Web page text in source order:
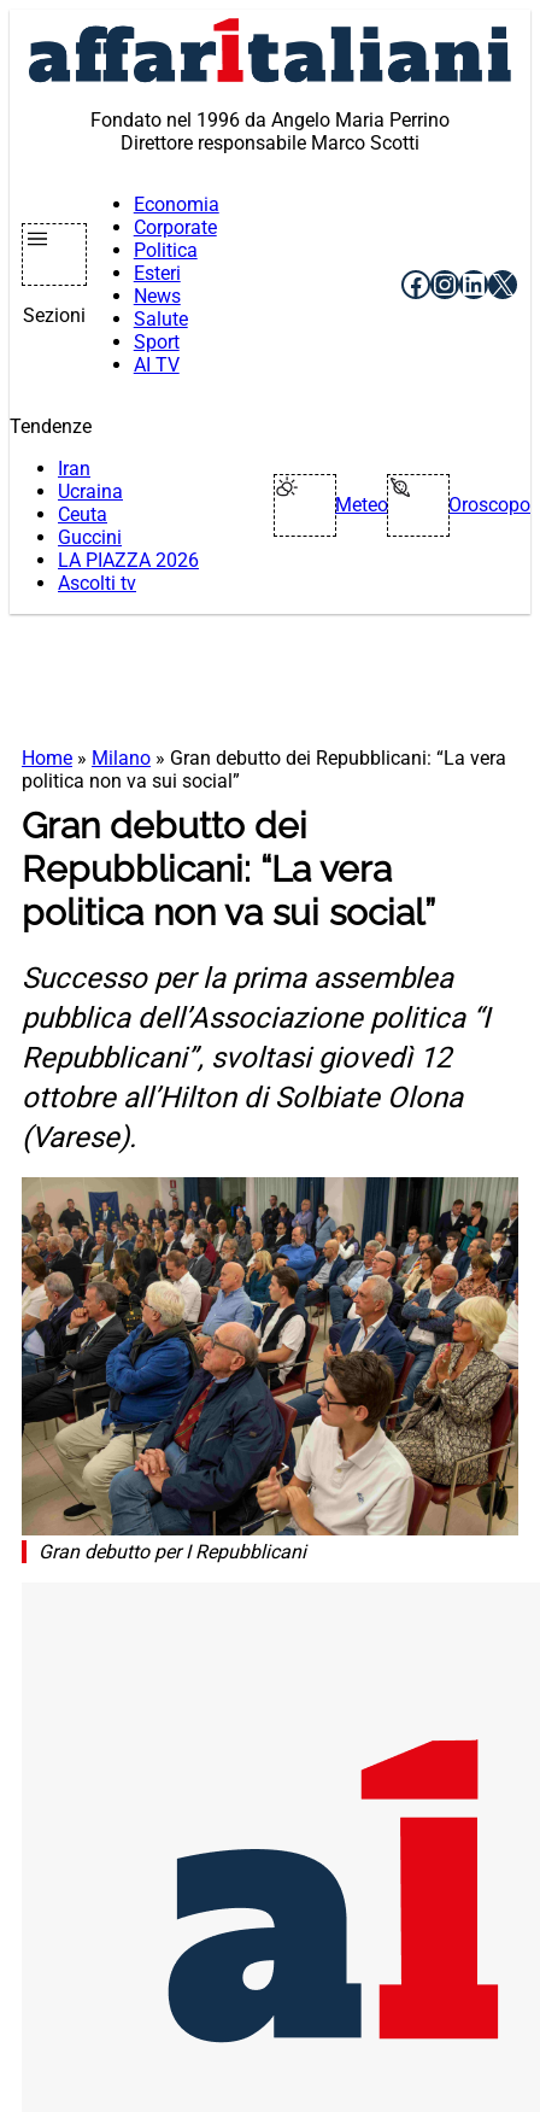
contenuto
Fondato nel 1996 da Angelo Maria Perrino
Direttore responsabile Marco Scotti
Sezioni
Economia
Corporate
Politica
Esteri
News
Salute
Sport
AI TV
Facebook
X
Tendenze
Iran
Ucraina
Ceuta
Guccini
LA PIAZZA 2026
Ascolti tv
Meteo Oroscopo
Home » Milano » Gran debutto dei Repubblicani: “La vera
politica non va sui social”
Gran debutto dei
Repubblicani: “La vera
politica non va sui social”
Successo per la prima assemblea
pubblica dell’Associazione politica “I
Repubblicani”, svoltasi giovedì 12
ottobre all’Hilton di Solbiate Olona
(Varese).
Gran debutto per I Repubblicani